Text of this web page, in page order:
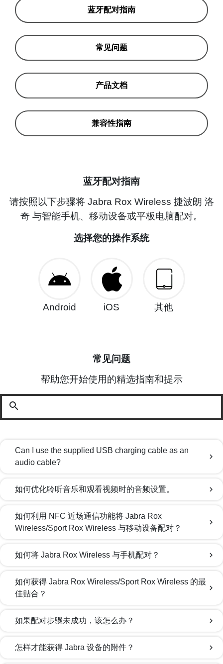
蓝牙配对指南
常见问题
产品文档
兼容性指南
蓝牙配对指南
请按照以下步骤将 Jabra Rox Wireless 捷波朗 洛
奇 与智能手机、移动设备或平板电脑配对。
选择您的操作系统
Android iOS 其他
常见问题
帮助您开始使用的精选指南和提示
search
Can I use the supplied USB charging cable as an
audio cable?
chevron_right
如何优化聆听音乐和观看视频时的音频设置。 chevron_right
如何利用 NFC 近场通信功能将 Jabra Rox
Wireless/Sport Rox Wireless 与移动设备配对？
chevron_right
如何将 Jabra Rox Wireless 与手机配对？ chevron_right
如何获得 Jabra Rox Wireless/Sport Rox Wireless 的最
佳贴合？
chevron_right
如果配对步骤未成功，该怎么办？ chevron_right
怎样才能获得 Jabra 设备的附件？ chevron_right